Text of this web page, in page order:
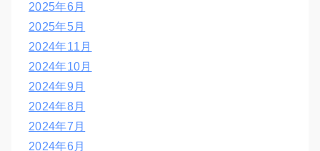
2025年6月
2025年5月
2024年11月
2024年10月
2024年9月
2024年8月
2024年7月
2024年6月